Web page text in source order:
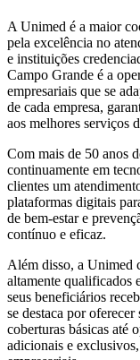
A Unimed é a maior
pela excelência no
e instituições
Campo Grande é a
empresariais que se
de cada empresa,
aos melhores serviços
Com mais de 50 anos
continuamente em
clientes um
plataformas digitais
de bem-estar e
contínuo e eficaz.
Além disso, a Unimed
altamente qualificados
seus beneficiários
se destaca por
coberturas básicas até
adicionais e